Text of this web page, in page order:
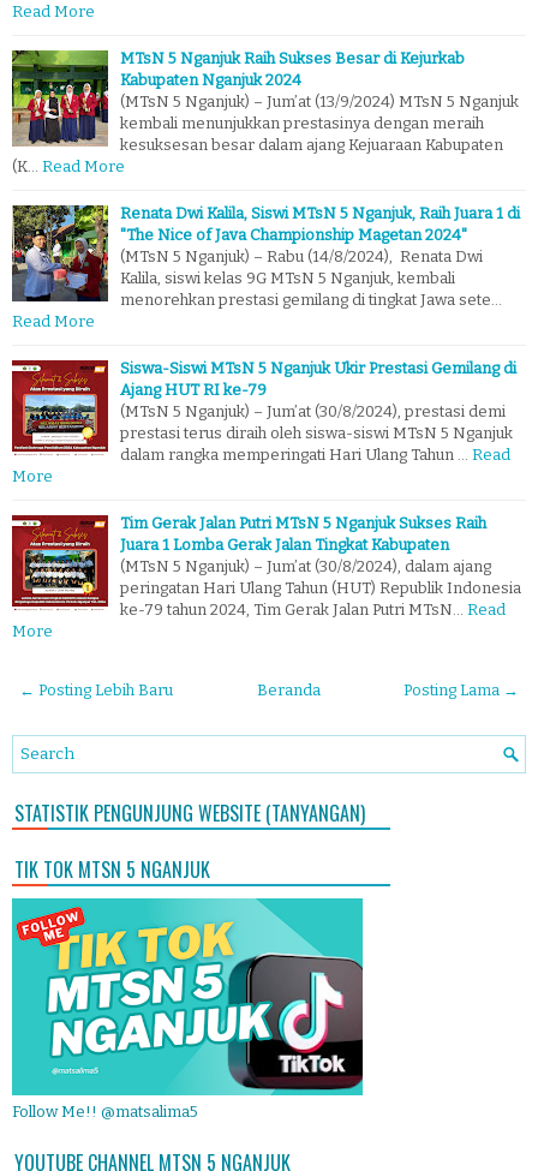
Read More
MTsN 5 Nganjuk Raih Sukses Besar di Kejurkab
Kabupaten Nganjuk 2024
(MTsN 5 Nganjuk) – Jum’at (13/9/2024) MTsN 5 Nganjuk
kembali menunjukkan prestasinya dengan meraih
kesuksesan besar dalam ajang Kejuaraan Kabupaten
(K…
Read More
Renata Dwi Kalila, Siswi MTsN 5 Nganjuk, Raih Juara 1 di
"The Nice of Java Championship Magetan 2024"
(MTsN 5 Nganjuk) – Rabu (14/8/2024), Renata Dwi
Kalila, siswi kelas 9G MTsN 5 Nganjuk, kembali
menorehkan prestasi gemilang di tingkat Jawa sete…
Read More
Siswa-Siswi MTsN 5 Nganjuk Ukir Prestasi Gemilang di
Ajang HUT RI ke-79
(MTsN 5 Nganjuk) – Jum’at (30/8/2024), prestasi demi
prestasi terus diraih oleh siswa-siswi MTsN 5 Nganjuk
dalam rangka memperingati Hari Ulang Tahun …
Read
More
Tim Gerak Jalan Putri MTsN 5 Nganjuk Sukses Raih
Juara 1 Lomba Gerak Jalan Tingkat Kabupaten
(MTsN 5 Nganjuk) – Jum’at (30/8/2024), dalam ajang
peringatan Hari Ulang Tahun (HUT) Republik Indonesia
ke-79 tahun 2024, Tim Gerak Jalan Putri MTsN…
Read
More
← Posting Lebih Baru Posting Lama →
Beranda
STATISTIK PENGUNJUNG WEBSITE (TANYANGAN)
TIK TOK MTSN 5 NGANJUK
Follow Me!! @matsalima5
YOUTUBE CHANNEL MTSN 5 NGANJUK